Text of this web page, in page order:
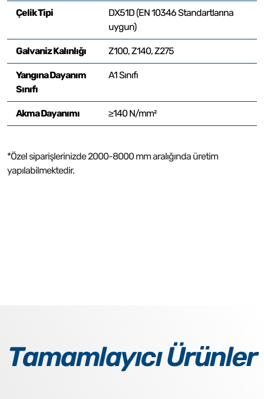
Çelik Tipi
DX51D (EN 10346 Standartlarına
uygun)
Galvaniz Kalınlığı Z100, Z140, Z275
Yangına Dayanım
Sınıfı
A1 Sınıfı
Akma Dayanımı ≥140 N/mm²
*Özel siparişlerinizde 2000-8000 mm aralığında üretim
yapılabilmektedir.
Tamamlayıcı Ürünler